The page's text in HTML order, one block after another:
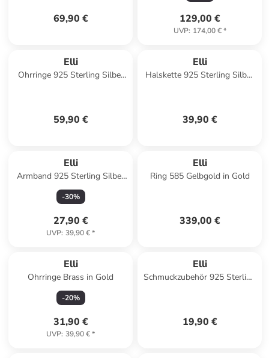
69,90 € 129,00 €
UVP: 174,00 €*
Elli
Ohrringe 925 Sterling Silber
59,90 €
Elli
Halskette 925 Sterling Silber
39,90 €
Elli
Armband 925 Sterling Silber
in Gold
-30%
27,90 €
UVP: 39,90 €*
Elli
Ring 585 Gelbgold in Gold
339,00 €
Elli
Ohrringe Brass in Gold
-20%
31,90 €
UVP: 39,90 €*
Elli
Schmuckzubehör 925 Sterling
19,90 €